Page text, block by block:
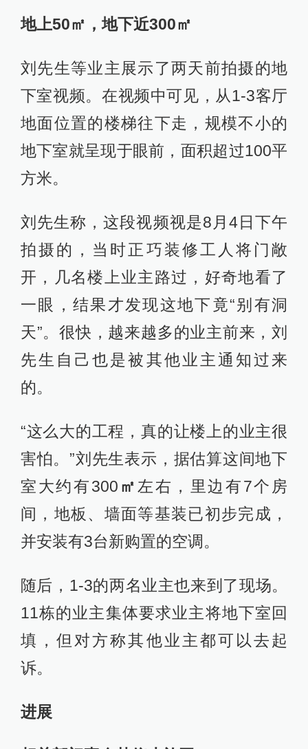
地上50㎡，地下近300㎡
刘先生等业主展示了两天前拍摄的地
下室视频。在视频中可见，从1-3客厅
地面位置的楼梯往下走，规模不小的
地下室就呈现于眼前，面积超过100平
方米。
刘先生称，这段视频视是8月4日下午
拍摄的，当时正巧装修工人将门敞
开，几名楼上业主路过，好奇地看了
一眼，结果才发现这地下竟“别有洞
天”。很快，越来越多的业主前来，刘
先生自己也是被其他业主通知过来
的。
“这么大的工程，真的让楼上的业主很
害怕。”刘先生表示，据估算这间地下
室大约有300 ㎡ 左右，里边有7个房
间，地板、墙面等基装已初步完成，
并安装有3台新购置的空调。
随后，1-3的两名业主也来到了现场。
11栋的业主集体要求业主将地下室回
填，但对方称其他业主都可以去起
诉。
进展